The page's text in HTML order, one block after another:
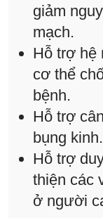
giảm
mạch.
Hỗ trợ hệ
cơ thể
bệnh.
Hỗ trợ
bụng kinh.
Hỗ trợ
thiện các
ở người